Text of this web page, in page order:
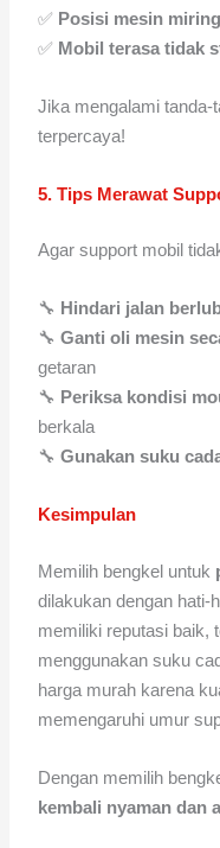
✅ Posisi mesin miring
✅ Mobil terasa tidak
Jika mengalami tanda-
terpercaya!
5. Tips Merawat
Agar support mobil
🔧 Hindari jalan
🔧Ganti oli mesin
getaran
🔧 Periksa kondisi
berkala
🔧Gunakan suku
Kesimpulan
Memilih bengkel untuk
dilakukan dengan hati-
memiliki reputasi baik,
menggunakan suku
harga murah karena
memengaruhi umur
Dengan memilih
kembali nyaman dan